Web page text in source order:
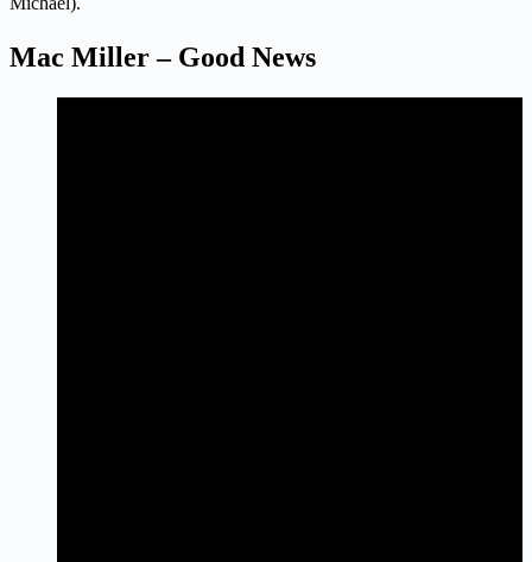
Mac Miller – Good News